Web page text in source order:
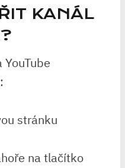
KANÁL
stránku
na tlačítko